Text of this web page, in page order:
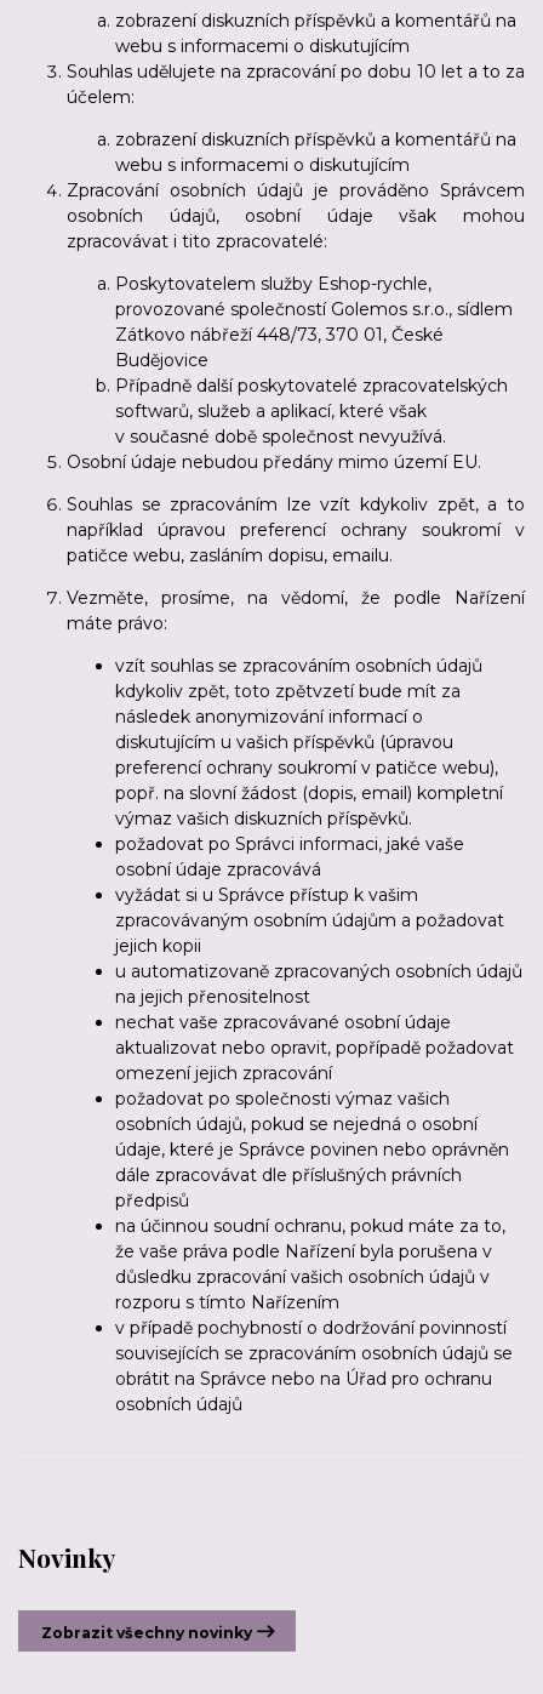
Novinky
Zobrazit všechny novinky
zobrazení diskuzních příspěvků a komentářů na
webu s informacemi o diskutujícím
Souhlas udělujete na zpracování po dobu 10 let a to za
účelem:
zobrazení diskuzních příspěvků a komentářů na
webu s informacemi o diskutujícím
Zpracování osobních údajů je prováděno Správcem
osobních údajů, osobní údaje však mohou
zpracovávat i tito zpracovatelé:
Poskytovatelem služby Eshop-rychle,
provozované společností Golemos s.r.o., sídlem
Zátkovo nábřeží 448/73, 370 01, České
Budějovice
Případně další poskytovatelé zpracovatelských
softwarů, služeb a aplikací, které však
v současné době společnost nevyužívá.
Osobní údaje nebudou předány mimo území EU.
Souhlas se zpracováním lze vzít kdykoliv zpět, a to
například úpravou preferencí ochrany soukromí v
patičce webu, zasláním dopisu, emailu.
Vezměte, prosíme, na vědomí, že podle Nařízení
máte právo:
vzít souhlas se zpracováním osobních údajů
kdykoliv zpět, toto zpětvzetí bude mít za
následek anonymizování informací o
diskutujícím u vašich příspěvků (úpravou
preferencí ochrany soukromí v patičce webu),
popř. na slovní žádost (dopis, email) kompletní
výmaz vašich diskuzních příspěvků.
požadovat po Správci informaci, jaké vaše
osobní údaje zpracovává
vyžádat si u Správce přístup k vašim
zpracovávaným osobním údajům a požadovat
jejich kopii
u automatizovaně zpracovaných osobních údajů
na jejich přenositelnost
nechat vaše zpracovávané osobní údaje
aktualizovat nebo opravit, popřípadě požadovat
omezení jejich zpracování
požadovat po společnosti výmaz vašich
osobních údajů, pokud se nejedná o osobní
údaje, které je Správce povinen nebo oprávněn
dále zpracovávat dle příslušných právních
předpisů
na účinnou soudní ochranu, pokud máte za to,
že vaše práva podle Nařízení byla porušena v
důsledku zpracování vašich osobních údajů v
rozporu s tímto Nařízením
v případě pochybností o dodržování povinností
souvisejících se zpracováním osobních údajů se
obrátit na Správce nebo na Úřad pro ochranu
osobních údajů